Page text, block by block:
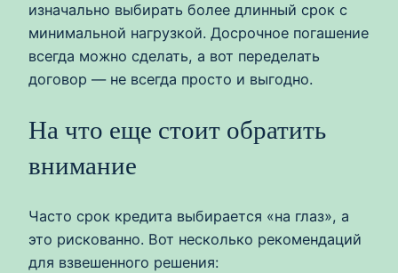
изначально выбирать более длинный срок с
минимальной нагрузкой. Досрочное погашение
всегда можно сделать, а вот переделать
договор — не всегда просто и выгодно.
На что еще стоит обратить
внимание
Часто срок кредита выбирается «на глаз», а
это рискованно. Вот несколько рекомендаций
для взвешенного решения: